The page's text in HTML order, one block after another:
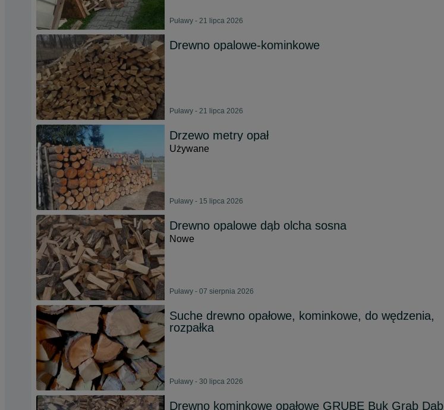
Puławy - 21 lipca 2026
Drewno opalowe-kominkowe
Puławy - 21 lipca 2026
Drzewo metry opał
Używane
Puławy - 15 lipca 2026
Drewno opalowe dąb olcha sosna
Nowe
Puławy - 07 sierpnia 2026
Suche drewno opałowe, kominkowe, do wędzenia,
rozpałka
Puławy - 30 lipca 2026
Drewno kominkowe opałowe GRUBE Buk Grab Dąb